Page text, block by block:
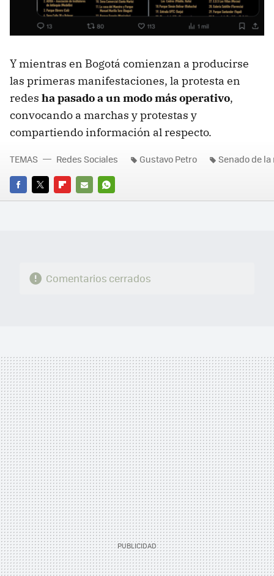
Y mientras en Bogotá comienzan a producirse
las primeras manifestaciones, la protesta en
redes ha pasado a un modo más operativo,
convocando a marchas y protestas y
compartiendo información al respecto.
FACEBOOK
TWITTERFLIPBOARD
E-
WHATSAPP
TEMAS Redes Sociales Gustavo Petro Senado de
Comentarios cerrados